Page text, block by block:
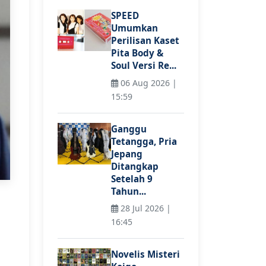
SPEED
Umumkan
Perilisan Kaset
Pita Body &
Soul Versi Re...
06 Aug 2026 |
15:59
Ganggu
Tetangga, Pria
Jepang
Ditangkap
Setelah 9
Tahun...
28 Jul 2026 |
16:45
Novelis Misteri